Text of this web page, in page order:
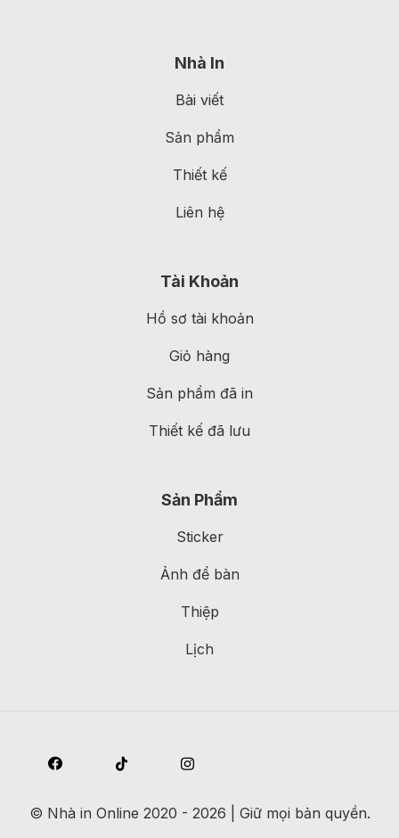
Nhà In
Bài viết
Sản phẩm
Thiết kế
Liên hệ
Tài Khoản
Hồ sơ tài khoản
Giỏ hàng
Sản phẩm đã in
Thiết kế đã lưu
Sản Phẩm
Sticker
Ảnh để bàn
Thiệp
Lịch
© Nhà in Online 2020 - 2026 | Giữ mọi bản quyền.